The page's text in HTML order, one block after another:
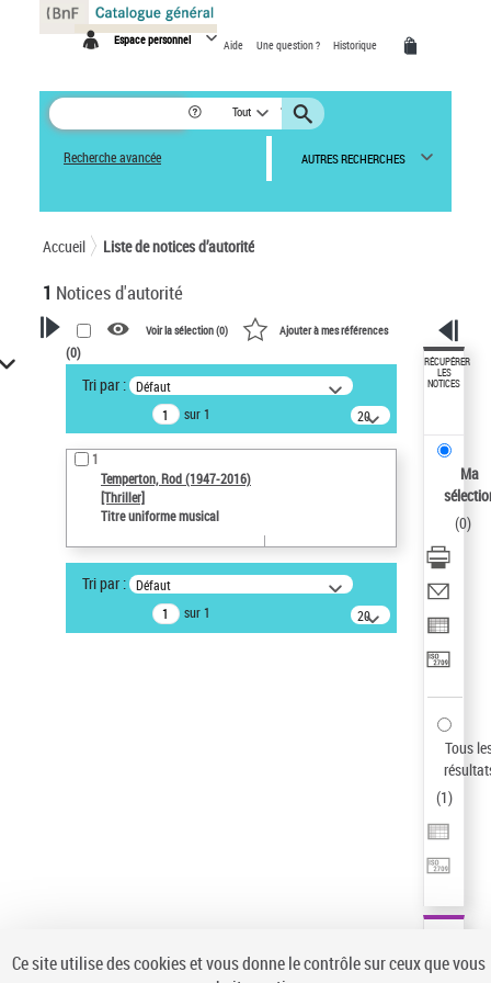
Espace personnel Aide Une question ? Historique
Tout
Recherche avancée AUTRES RECHERCHES
Accueil Liste de notices d’autorité
1 Notices d'autorité
VOTRE RECHERCHE
Recherche avancée dans les
notices d’autorité
Œuvres liées à l'auteur :
Temperton, Rod (1947-2016)
Type de notice d'autorité
Voir la sélection (0) Ajouter à mes références
(0)
Tri par : Défaut
sur 1
20
résultats/page
1
Temperton, Rod (1947-2016)
[Thriller]
Titre uniforme musical
Tri par : Défaut
sur 1
20
résultats/page
RÉCUPÉRER
LES
NOTICES
Ma
(0)
Tous
(1)
Panneau de gestion des cookies
Ce site utilise des cookies et vous donne le contrôle sur ceux que vous